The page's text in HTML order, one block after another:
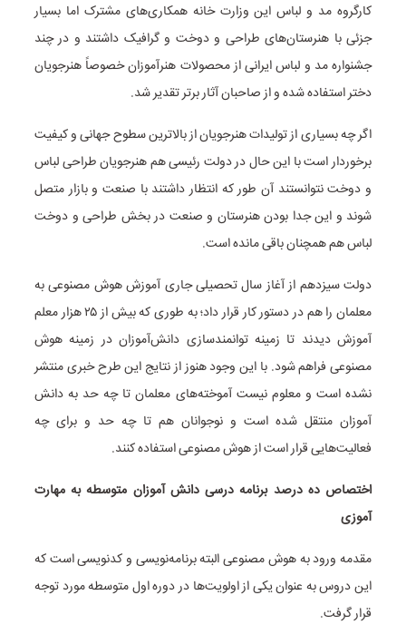
کارگروه مد و لباس این وزارت خانه همکاری‌های مشترک اما بسیار
جزئی با هنرستان‌های طراحی و دوخت و گرافیک داشتند و در چند
جشنواره مد و لباس ایرانی از محصولات هنرآموزان خصوصاً هنرجویان
دختر استفاده شده و از صاحبان آثار برتر تقدیر شد.
اگر چه بسیاری از تولیدات هنرجویان از بالاترین سطوح جهانی و کیفیت
برخوردار است با این حال در دولت رئیسی هم هنرجویان طراحی لباس
و دوخت نتوانستند آن طور که انتظار داشتند با صنعت و بازار متصل
شوند و این جدا بودن هنرستان و صنعت در بخش طراحی و دوخت
لباس هم همچنان باقی مانده است.
دولت سیزدهم از آغاز سال تحصیلی جاری آموزش هوش مصنوعی به
معلمان را هم در دستور کار قرار داد؛ به طوری که بیش از ۲۵ هزار معلم
آموزش دیدند تا زمینه توانمندسازی دانش‌آموزان در زمینه هوش
مصنوعی فراهم شود. با این وجود هنوز از نتایج این طرح خبری منتشر
نشده است و معلوم نیست آموخته‌های معلمان تا چه حد به دانش
آموزان منتقل شده است و نوجوانان هم تا چه حد و برای چه
فعالیت‌هایی قرار است از هوش مصنوعی استفاده کنند.
اختصاص ده درصد برنامه درسی دانش آموزان متوسطه به مهارت
آموزی
مقدمه ورود به هوش مصنوعی البته برنامه‌نویسی و کدنویسی است که
این دروس به عنوان یکی از اولویت‌ها در دوره اول متوسطه مورد توجه
قرار گرفت.